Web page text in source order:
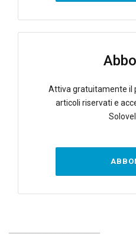
Attiva gratuitamente il
articoli riservati e